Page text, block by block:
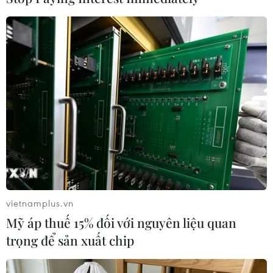
Massa và 24% của bà Bullrich, ứng cử viên
trung hữu.
Vì thế trong thắng lợi 56% tại vòng hai có phần
đóng góp rất quan trọng của lực lượng trung
hữu. Có lẽ do vậy, ông Milei đã tỏ thận trọng
trong việc bổ nhiệm nội các mới và chưa bổ
nhiệm Bộ trưởng kinh tế, một vị trí rất quan
trọng trong hoạch định chính sách của chính
phủ mới.
Nhiều nguồn thạo tin cho rằng ông Federico
Sturzenegger, cựu thống đốc ngân hàng Trung
ương dưới thời Tổng thống Macri sẽ đảm nhiệm
vị trí này.
vietnamplus.vn
Mỹ áp thuế 15% đối với nguyên liệu quan
trọng để sản xuất chip